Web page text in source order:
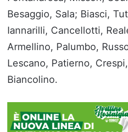
Besaggio, Sala; Biasci,
Iannarilli, Cancellotti,
Armellino, Palumbo,
Lescano, Patierno,
Biancolino.